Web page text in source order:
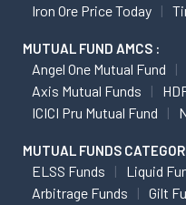
Iron Ore Price Today
MUTUAL FUND AMCS :
Angel One Mutual Fund
Axis Mutual Funds
ICICI Pru Mutual Fund
MUTUAL FUNDS
ELSS Funds Liquid
Arbitrage Funds
Gilt